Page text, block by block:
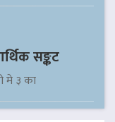
सङ्कट
मे ३ का